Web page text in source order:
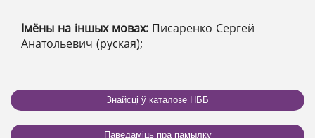
Імёны на іншых мовах: Писаренко Сергей
Анатольевич (руская);
Знайсці ў каталозе НББ
Паведаміць пра памылку